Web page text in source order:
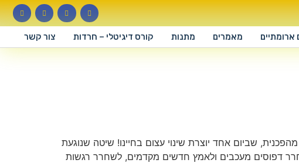
ארומתיים מאמרים מתנות קורס דיגיטלי – חרדות צור קשר
שביום אחד יוצרת שינוי עצום בחיינו! שיטה שנוגעת
דפוסים מעכבים ולאמץ חדשים מקדמים, לשחרר רגשות